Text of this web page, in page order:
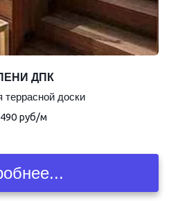
ДПК
террасной доски
руб/м